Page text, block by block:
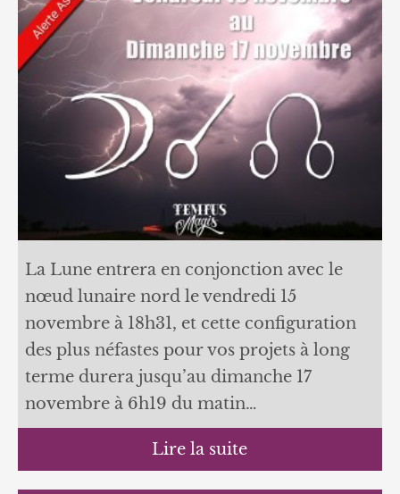
La Lune entrera en conjonction avec le
nœud lunaire nord le vendredi 15
novembre à 18h31, et cette configuration
des plus néfastes pour vos projets à long
terme durera jusqu’au dimanche 17
novembre à 6h19 du matin…
Lire la suite